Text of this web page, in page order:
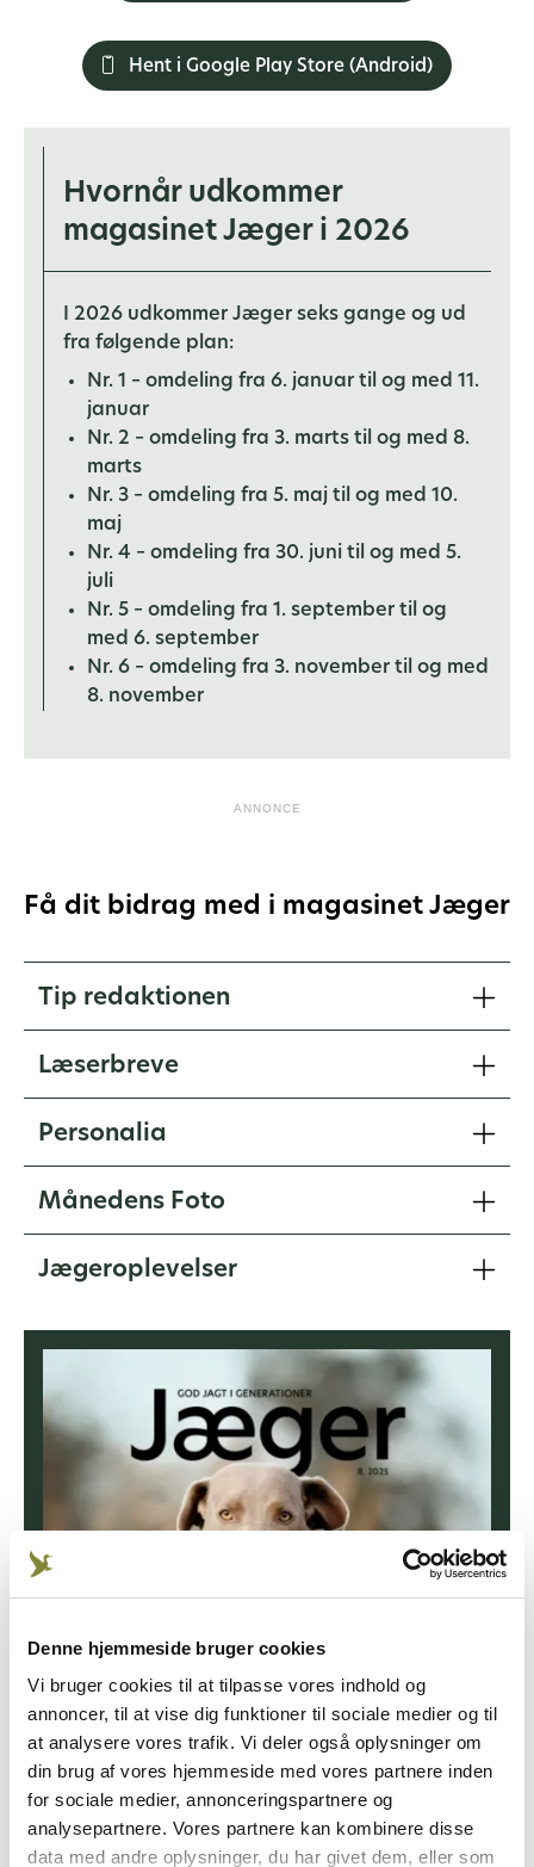
Denne hjemmeside bruger cookies
Vi bruger cookies til at tilpasse vores indhold og
annoncer, til at vise dig funktioner til sociale medier og til
at analysere vores trafik. Vi deler også oplysninger om
din brug af vores hjemmeside med vores partnere inden
for sociale medier, annonceringspartnere og
analysepartnere. Vores partnere kan kombinere disse
data med andre oplysninger, du har givet dem, eller som
Hent i Google Play Store (Android)
Hvornår udkommer
magasinet Jæger i 2026
I 2026 udkommer Jæger seks gange og ud
fra følgende plan:
Nr. 1 – omdeling fra 6. januar til og med 11.
januar
Nr. 2 – omdeling fra 3. marts til og med 8.
marts
Nr. 3 – omdeling fra 5. maj til og med 10.
maj
Nr. 4 – omdeling fra 30. juni til og med 5.
juli
Nr. 5 – omdeling fra 1. september til og
med 6. september
Nr. 6 – omdeling fra 3. november til og med
8. november
ANNONCE
Få dit bidrag med i magasinet Jæger
Tip redaktionen
Læserbreve
Personalia
Månedens Foto
Jægeroplevelser